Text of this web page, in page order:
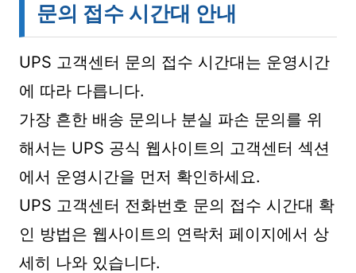
문의 접수 시간대 안내
UPS 고객센터 문의 접수 시간대는 운영시간
에 따라 다릅니다.
가장 흔한 배송 문의나 분실 파손 문의를 위
해서는 UPS 공식 웹사이트의 고객센터 섹션
에서 운영시간을 먼저 확인하세요.
UPS 고객센터 전화번호 문의 접수 시간대 확
인 방법은 웹사이트의 연락처 페이지에서 상
세히 나와 있습니다.